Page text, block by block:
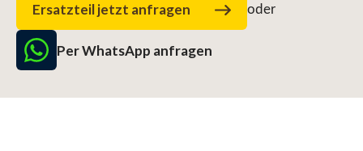
Ersatzteil jetzt anfragen oder
Per WhatsApp anfragen